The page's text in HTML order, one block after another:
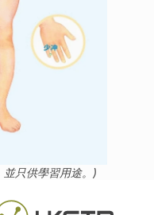
只供學習用途。)